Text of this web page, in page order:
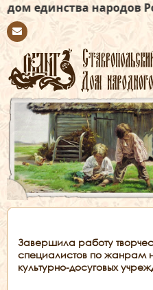
России
tact
Завершила работу
специалистов по жанрам
культурно-досуговых